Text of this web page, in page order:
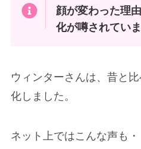
顔が変わった理
化が噂されていま
ウィンターさんは、昔と
化しました。
ネット上ではこんな声も・